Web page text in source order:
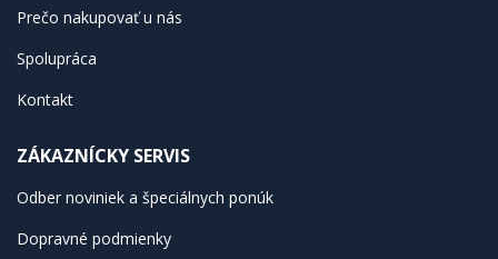
Prečo nakupovať u nás
Spolupráca
Kontakt
ZÁKAZNÍCKY SERVIS
Odber noviniek a špeciálnych ponúk
Dopravné podmienky